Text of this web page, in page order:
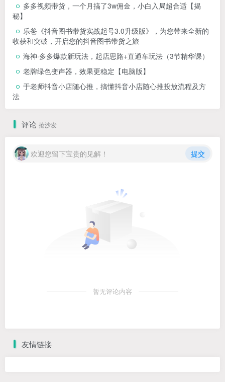
多多视频带货，一个月搞了3w佣金，小白入局超合适【揭
秘】
乐爸《抖音图书带货实战起号3.0升级版》，为您带来全新的
收获和突破，开启您的抖音图书带货之旅
海神·多多爆款新玩法，​起店思路+直通车玩法（3节精华课）
老牌绿色变声器，效果更稳定【电脑版】
于老师抖音小店随心推，搞懂抖音小店随心推投放流程及方
法
评论 抢沙发
欢迎您留下宝贵的见解！ 提交
暂无评论内容
友情链接